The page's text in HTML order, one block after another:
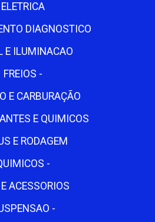
ELETRICA
DIAGNOSTICO
E ILUMINACAO
FREIOS -
E CARBURAÇÃO
E QUIMICOS
E RODAGEM
-
ACESSORIOS
-